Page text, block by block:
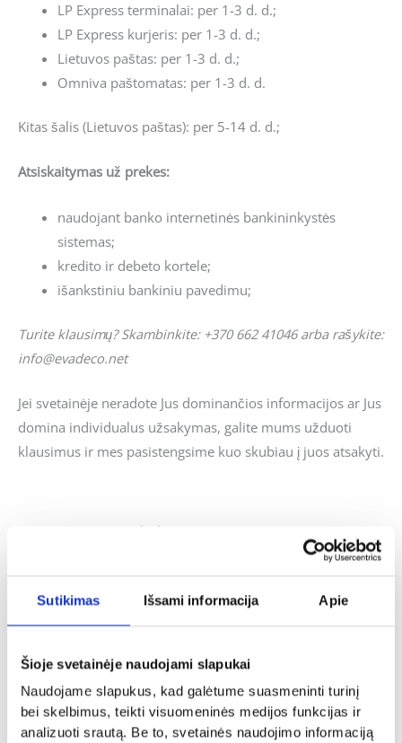
Sutikimas Išsami informacija Apie
Šioje svetainėje naudojami slapukai
Naudojame slapukus, kad galėtume suasmeninti turinį
bei skelbimus, teikti visuomeninės medijos funkcijas ir
analizuoti srautą. Be to, svetainės naudojimo informaciją
LP Express terminalai: per 1-3 d. d.;
LP Express kurjeris: per 1-3 d. d.;
Lietuvos paštas: per 1-3 d. d.;
Omniva paštomatas: per 1-3 d. d.
Kitas šalis (Lietuvos paštas): per 5-14 d. d.;
Atsiskaitymas už prekes:
naudojant banko internetinės bankininkystės
sistemas;
kredito ir debeto kortele;
išankstiniu bankiniu pavedimu;
Turite klausimų? Skambinkite: +370 662 41046 arba rašykite:
info@evadeco.net
Jei svetainėje neradote Jus dominančios informacijos ar Jus
domina individualus užsakymas, galite mums užduoti
klausimus ir mes pasistengsime kuo skubiau į juos atsakyti.
Panašūs produktai
Dovanos gimtadienio proga
Siuvinėtas rankšluostis „Moteris”
- PASIRINKITE
VARIANTĄ
Dovanos gimtadienio proga
Siuvinėtas rankšluostis „Fūra”
- PASIRINKITE
VARIANTĄ